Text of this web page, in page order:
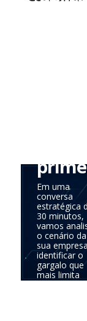
Em uma
conversa
estratégica
30 minutos,
vamos
o cenário da
sua
identificar o
gargalo que
mais limita